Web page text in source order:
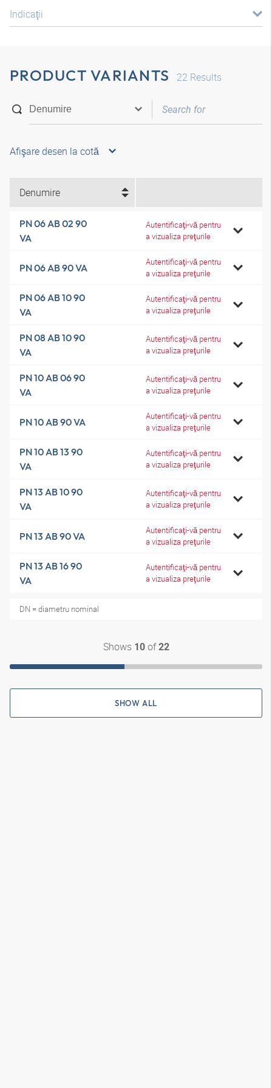
Indicaţii
PRODUCT VARIANTS 22 Results
Afişare desen la cotă
Denumire
PN 06 AB 02 90
VA
Autentificaţi-vă pentru
a vizualiza preţurile
PN 06 AB 90 VA
Autentificaţi-vă pentru
a vizualiza preţurile
PN 06 AB 10 90
VA
Autentificaţi-vă pentru
a vizualiza preţurile
PN 08 AB 10 90
VA
Autentificaţi-vă pentru
a vizualiza preţurile
PN 10 AB 06 90
VA
Autentificaţi-vă pentru
a vizualiza preţurile
PN 10 AB 90 VA
Autentificaţi-vă pentru
a vizualiza preţurile
PN 10 AB 13 90
VA
Autentificaţi-vă pentru
a vizualiza preţurile
PN 13 AB 10 90
VA
Autentificaţi-vă pentru
a vizualiza preţurile
PN 13 AB 90 VA
Autentificaţi-vă pentru
a vizualiza preţurile
PN 13 AB 16 90
VA
Autentificaţi-vă pentru
a vizualiza preţurile
DN = diametru nominal
Shows 10of22
SHOW ALL